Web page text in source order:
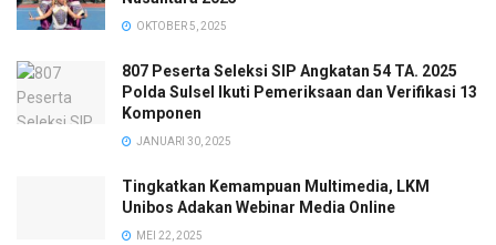
OKTOBER 5, 2025
807 Peserta Seleksi SIP Angkatan 54 TA. 2025
Polda Sulsel Ikuti Pemeriksaan dan Verifikasi 13
Komponen
JANUARI 30, 2025
Tingkatkan Kemampuan Multimedia, LKM
Unibos Adakan Webinar Media Online
MEI 22, 2025